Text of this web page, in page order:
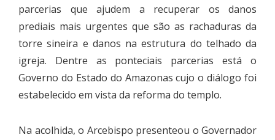
parcerias que ajudem a recuperar os danos
prediais mais urgentes que são as rachaduras da
torre sineira e danos na estrutura do telhado da
igreja. Dentre as ponteciais parcerias está o
Governo do Estado do Amazonas cujo o diálogo foi
estabelecido em vista da reforma do templo.
Na acolhida, o Arcebispo presenteou o Governador